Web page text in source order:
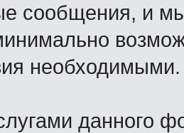
сообщения, и
необходимыми.
данного